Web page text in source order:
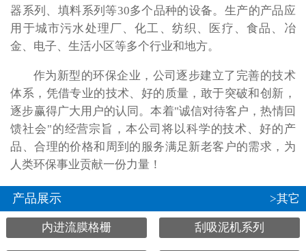
器系列、填料系列等30多个品种的设备。生产的产品应
用于城市污水处理厂、化工、纺织、医疗、食品、冶
金、电子、生活小区等多个行业和地方。
作为新型的环保企业，公司逐步建立了完善的技术
体系，凭借专业的技术、好的质量，敢于突破和创新，
逐步赢得广大用户的认同。本着"诚信对待客户，热情回
馈社会"的经营宗旨，本公司将以科学的技术、好的产
品、合理的价格和周到的服务满足新老客户的需求，为
人类环保事业贡献一份力量！
产品展示 >其它
内进流膜格栅 刮吸泥机系列